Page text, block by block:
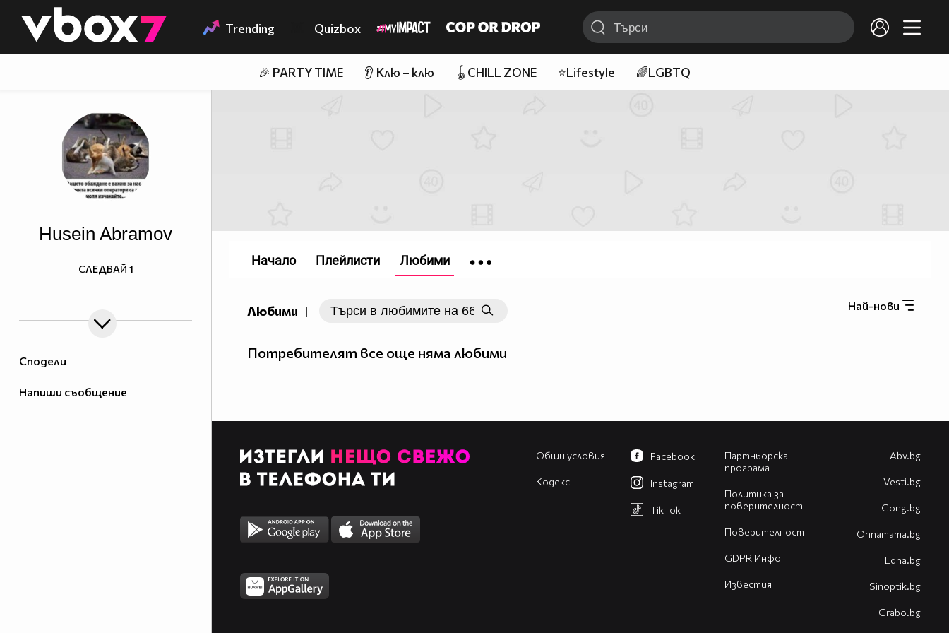
👾 Trending Quizbox
🎉 PARTY TIME 👂 Клю – клю 🪀CHILL ZONE ⭐Lifestyle 🌈LGBTQ
Сподели
Напиши съобщение
Husein Abramov
СЛЕДВАЙ 1
Любими | Най-нови
Потребителят все още няма любими
Начало Плейлисти Любими
Общи условия
Кодекс
Партньорска
програма
Политика за
поверителност
Поверителност
GDPR Инфо
Известия
Facebook
Instagram
TikTok
Abv.bg
Vesti.bg
Gong.bg
Оhnamama.bg
Edna.bg
Sinoptik.bg
Grabo.bg